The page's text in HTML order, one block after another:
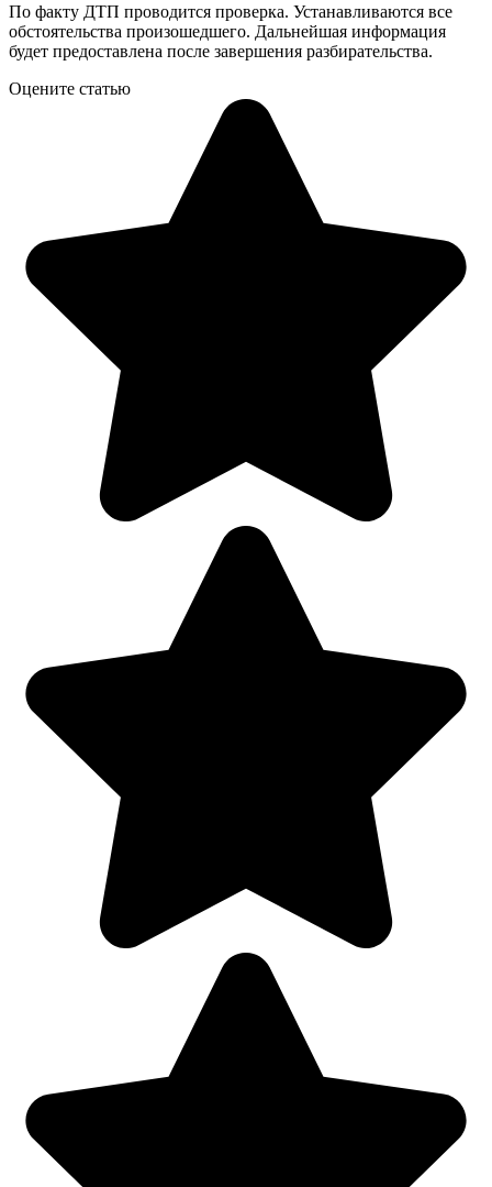
По факту ДТП проводится проверка. Устанавливаются все
обстоятельства произошедшего. Дальнейшая информация
будет предоставлена после завершения разбирательства.
Оцените статью